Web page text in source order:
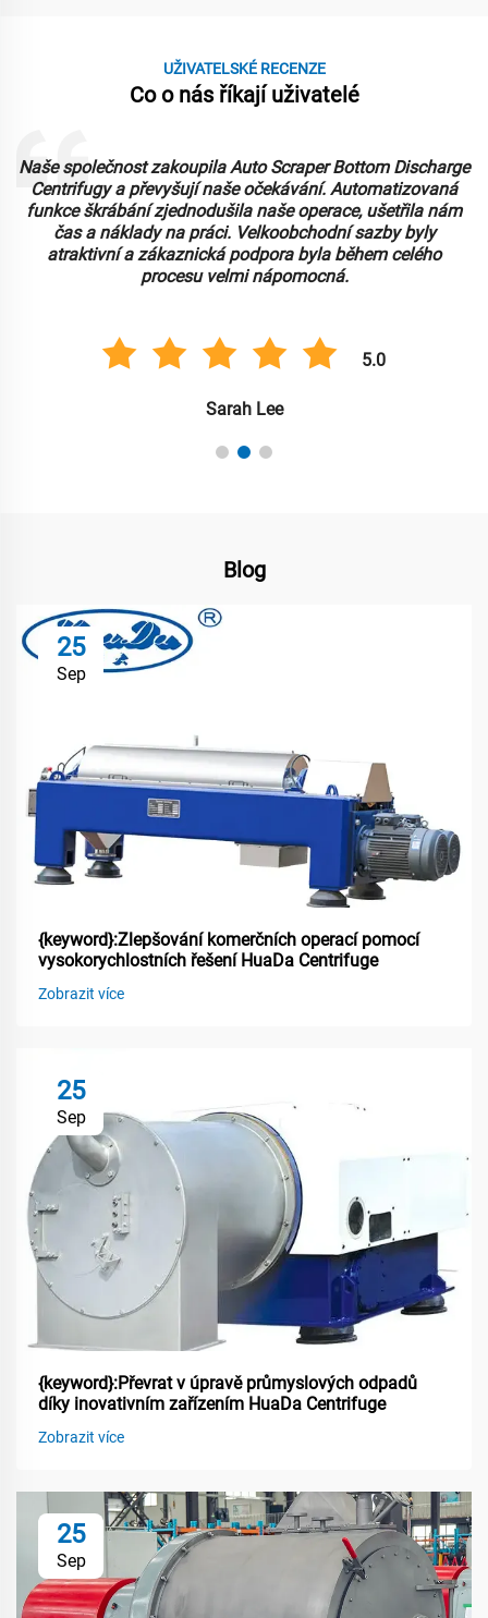
UŽIVATELSKÉ RECENZE
Co o nás říkají uživatelé
Naše společnost zakoupila Auto Scraper Bottom Discharge
Centrifugy a převyšují naše očekávání. Automatizovaná
funkce škrábání zjednodušila naše operace, ušetřila nám
čas a náklady na práci. Velkoobchodní sazby byly
atraktivní a zákaznická podpora byla během celého
procesu velmi nápomocná.
5.0
Sarah Lee
Blog
25
Sep
{keyword}:Zlepšování komerčních operací pomocí
vysokorychlostních řešení HuaDa Centrifuge
Zobrazit více
25
Sep
{keyword}:Převrat v úpravě průmyslových odpadů
díky inovativním zařízením HuaDa Centrifuge
Zobrazit více
25
Sep